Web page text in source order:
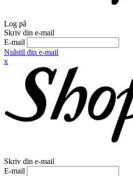
Log på
Skriv din e-mail
E-mail
Nulstil din e-mail
x
Skriv din e-mail
E-mail